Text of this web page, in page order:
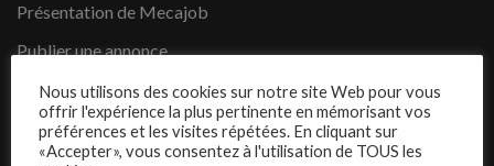
Présentation de Mecajob
Publier une annonce
Offres d’emploi
Questions fréquentes
Nous utilisons des cookies sur notre site Web pour vous
offrir l'expérience la plus pertinente en mémorisant vos
préférences et les visites répétées. En cliquant sur
«Accepter», vous consentez à l'utilisation de TOUS les